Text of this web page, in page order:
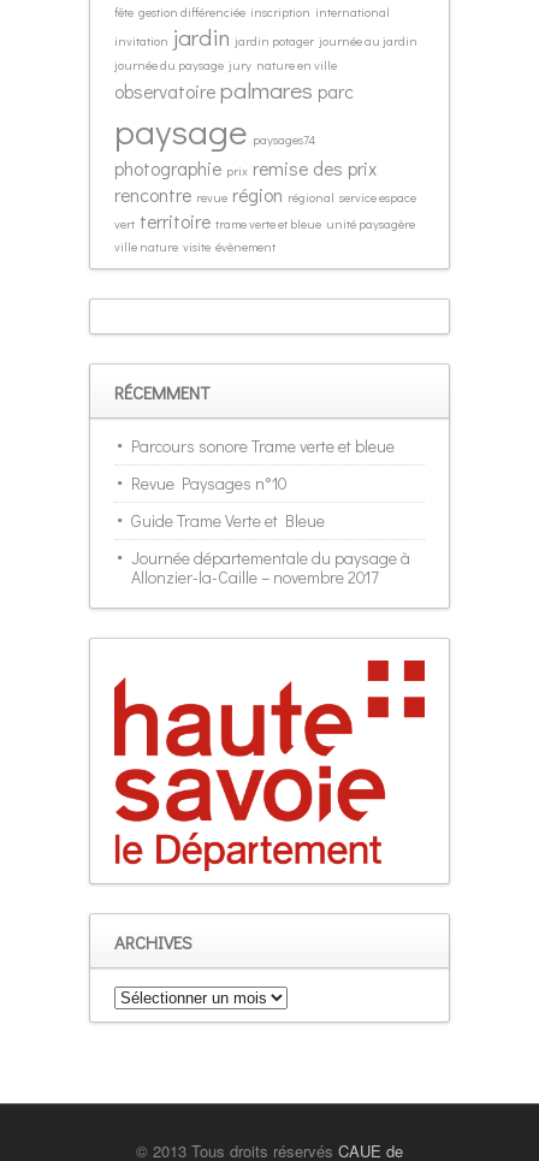
fête gestion différenciée inscription international
invitation jardin jardin potager journée au jardin
journée du paysage jury nature en ville
observatoirepalmares parc
paysage paysages74
photographie prix remise des prix
rencontre revue région régional service espace
vert territoire trame verte et bleue unité paysagère
ville nature visite évènement
RÉCEMMENT
Parcours sonore Trame verte et bleue
Revue Paysages n°10
Guide Trame Verte et Bleue
Journée départementale du paysage à
Allonzier-la-Caille – novembre 2017
ARCHIVES
Archives
© 2013 Tous droits réservés CAUE de